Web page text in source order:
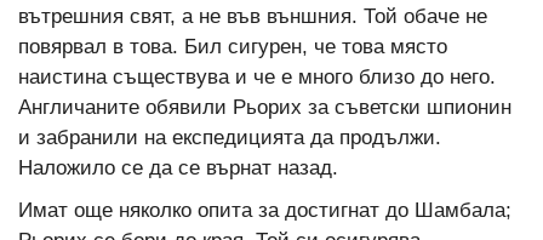
вътрешния свят, а не във външния. Той обаче не
повярвал в това. Бил сигурен, че това място
наистина съществува и че е много близо до него.
Англичаните обявили Рьорих за съветски шпионин
и забранили на експедицията да продължи.
Наложило се да се върнат назад.
Имат още няколко опита за достигнат до Шамбала;